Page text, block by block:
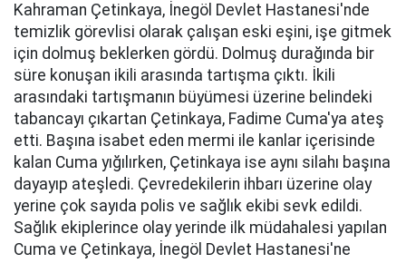
Kahraman Çetinkaya, İnegöl Devlet Hastanesi'nde
temizlik görevlisi olarak çalışan eski eşini, işe gitmek
için dolmuş beklerken gördü. Dolmuş durağında bir
süre konuşan ikili arasında tartışma çıktı. İkili
arasındaki tartışmanın büyümesi üzerine belindeki
tabancayı çıkartan Çetinkaya, Fadime Cuma'ya ateş
etti. Başına isabet eden mermi ile kanlar içerisinde
kalan Cuma yığılırken, Çetinkaya ise aynı silahı başına
dayayıp ateşledi. Çevredekilerin ihbarı üzerine olay
yerine çok sayıda polis ve sağlık ekibi sevk edildi.
Sağlık ekiplerince olay yerinde ilk müdahalesi yapılan
Cuma ve Çetinkaya, İnegöl Devlet Hastanesi'ne